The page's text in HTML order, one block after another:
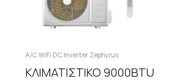
A/C WiFi DC Inverter Zephyrus
ΚΛΙΜΑΤΙΣΤΙΚΟ 9000BTU